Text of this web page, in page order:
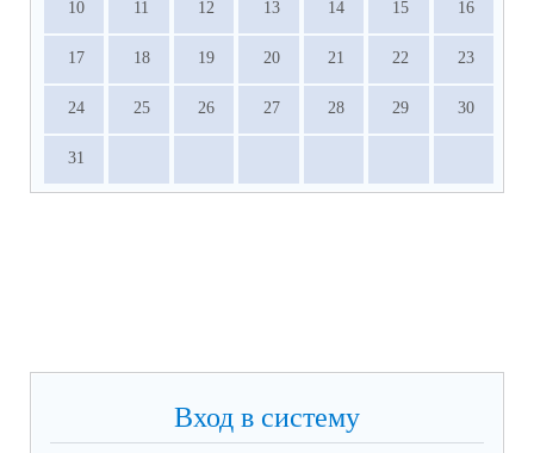
10 11 12 13 14 15 16
17 18 19 20 21 22 23
24 25 26 27 28 29 30
31
Вход в систему